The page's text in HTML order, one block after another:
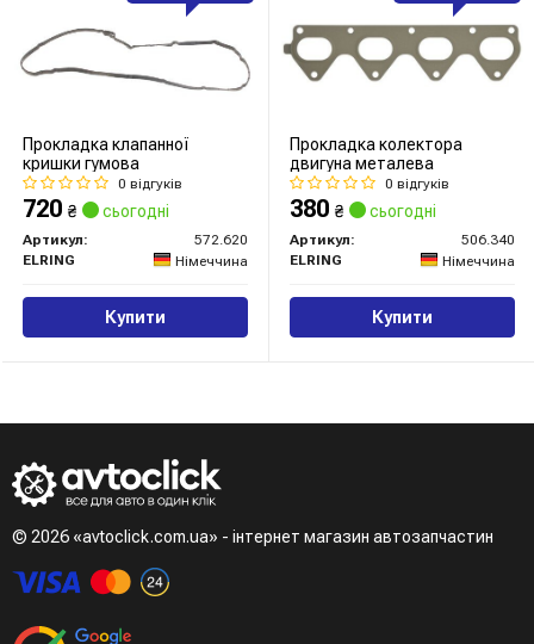
Прокладка клапанної
кришки гумова
0 відгуків
720 ₴ сьогодні
Артикул:
572.620
ELRING
Німеччина
Купити
Прокладка колектора
двигуна металева
0 відгуків
380 ₴ сьогодні
Артикул:
506.340
ELRING
Німеччина
Купити
© 2026 «avtoclick.com.ua» - інтернет магазин автозапчастин